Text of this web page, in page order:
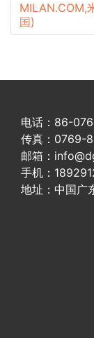
MILAN.COM,
国)
电话：86-
传真：0769-
邮箱：
手机：
地址：中国广